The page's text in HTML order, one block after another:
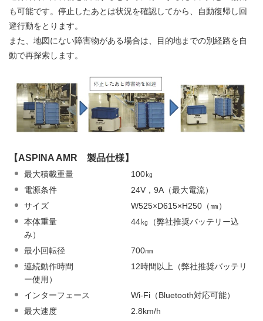
も可能です。停止したあとは状況を確認してから、自動復帰し回
避行動をとります。
また、地図にない障害物がある場合は、目的地までの別経路を自
動で再探索します。
【ASPINA AMR 製品仕様】
最大積載重量 100㎏
電源条件 24V，9A（最大電流）
サイズ W525×D615×H250（㎜）
本体重量 44㎏（弊社推奨バッテリー込
み）
最小回転径 700㎜
連続動作時間 12時間以上（弊社推奨バッテリ
ー使用）
インターフェース Wi-Fi（Bluetooth対応可能）
最大速度 2.8km/h